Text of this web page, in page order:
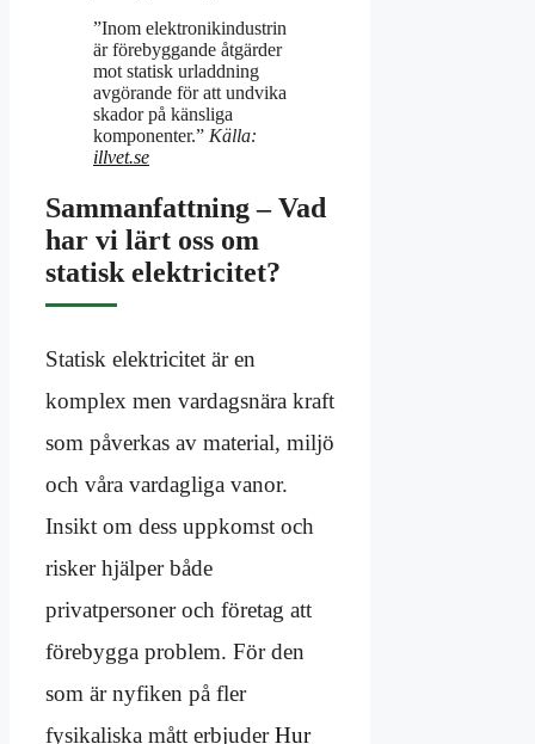
”Inom elektronikindustrin
är förebyggande åtgärder
mot statisk urladdning
avgörande för att undvika
skador på känsliga
komponenter.” Källa:
illvet.se
Sammanfattning – Vad
har vi lärt oss om
statisk elektricitet?
Statisk elektricitet är en
komplex men vardagsnära kraft
som påverkas av material, miljö
och våra vardagliga vanor.
Insikt om dess uppkomst och
risker hjälper både
privatpersoner och företag att
förebygga problem. För den
som är nyfiken på fler
fysikaliska mått erbjuderHur